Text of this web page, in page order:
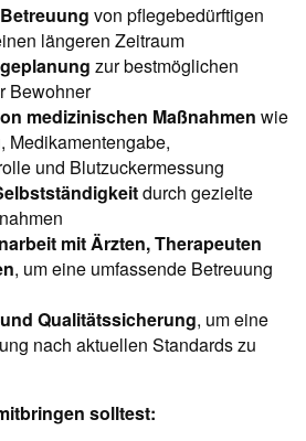
von pflegebedürftigen
längeren Zeitraum
zur bestmöglichen
Bewohner
medizinischen Maßnahmen wie
Medikamentengabe,
und Blutzuckermessung
durch gezielte
mit Ärzten, Therapeuten
, um eine umfassende Betreuung
Qualitätssicherung, um eine
nach aktuellen Standards zu
solltest: